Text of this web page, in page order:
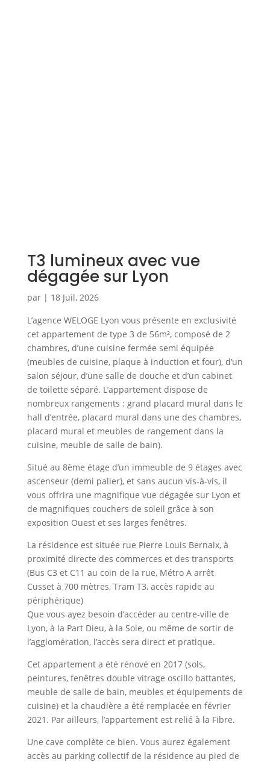
T3 lumineux avec vue
dégagée sur Lyon
par | 18 Juil, 2026
L’agence WELOGE Lyon vous présente en exclusivité
cet appartement de type 3 de 56m², composé de 2
chambres, d’une cuisine fermée semi équipée
(meubles de cuisine, plaque à induction et four), d’un
salon séjour, d’une salle de douche et d’un cabinet
de toilette séparé. L’appartement dispose de
nombreux rangements : grand placard mural dans le
hall d’entrée, placard mural dans une des chambres,
placard mural et meubles de rangement dans la
cuisine, meuble de salle de bain).
Situé au 8ème étage d’un immeuble de 9 étages avec
ascenseur (demi palier), et sans aucun vis-à-vis, il
vous offrira une magnifique vue dégagée sur Lyon et
de magnifiques couchers de soleil grâce à son
exposition Ouest et ses larges fenêtres.
La résidence est située rue Pierre Louis Bernaix, à
proximité directe des commerces et des transports
(Bus C3 et C11 au coin de la rue, Métro A arrêt
Cusset à 700 mètres, Tram T3, accès rapide au
périphérique)
Que vous ayez besoin d’accéder au centre-ville de
Lyon, à la Part Dieu, à la Soie, ou même de sortir de
l’agglomération, l’accès sera direct et pratique.
Cet appartement a été rénové en 2017 (sols,
peintures, fenêtres double vitrage oscillo battantes,
meuble de salle de bain, meubles et équipements de
cuisine) et la chaudière a été remplacée en février
2021. Par ailleurs, l’appartement est relié à la Fibre.
Une cave complète ce bien. Vous aurez également
accès au parking collectif de la résidence au pied de